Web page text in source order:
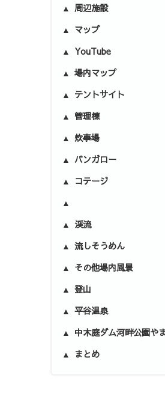
周辺施設
マップ
YouTube
場内マップ
テントサイト
管理棟
炊事場
バンガロー
コテージ
渓流
流しそうめん
その他場内風景
登山
平谷温泉
中木庭ダム河畔公園や
まとめ